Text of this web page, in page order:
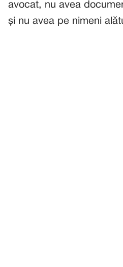
avocat, nu avea
și nu avea pe nimeni